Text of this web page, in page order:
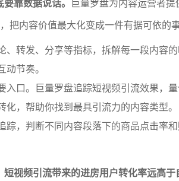
把内容价值最大化变成一件有据可依的事
转发、分享等指标，拆解每一段内容
节奏。
口。巨量罗盘追踪短视频引流效果，
，帮助你找到最具引流力的内容类型。
踪，判断不同内容段落下的商品点击率
视频引流带来的进房用户转化率远高于